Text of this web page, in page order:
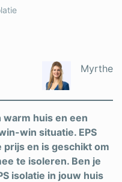
Myrthe
huis en een
win situatie. EPS
en is geschikt om
te isoleren. Ben je
isolatie in jouw huis